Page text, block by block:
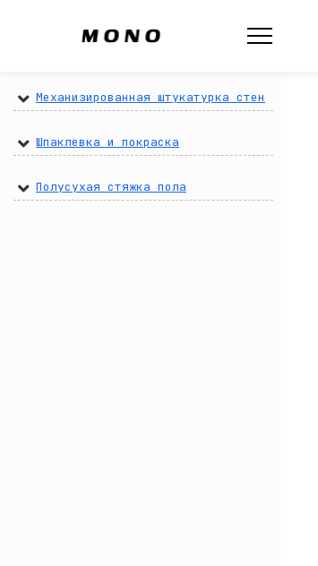
Механизированная штукатурка стен
Шпаклевка и покраска
Полусухая стяжка пола